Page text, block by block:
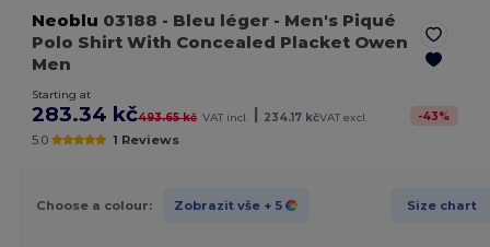
Neoblu 03188 - Bleu léger - Men's Piqué
Polo Shirt With Concealed Placket Owen
Men
Starting at
283.34 kč493.65 kč VAT incl. | 234.17 kčVAT excl. -43%
5.0 1 Reviews
Choose a colour: Zobrazit vše + 5 Size chart